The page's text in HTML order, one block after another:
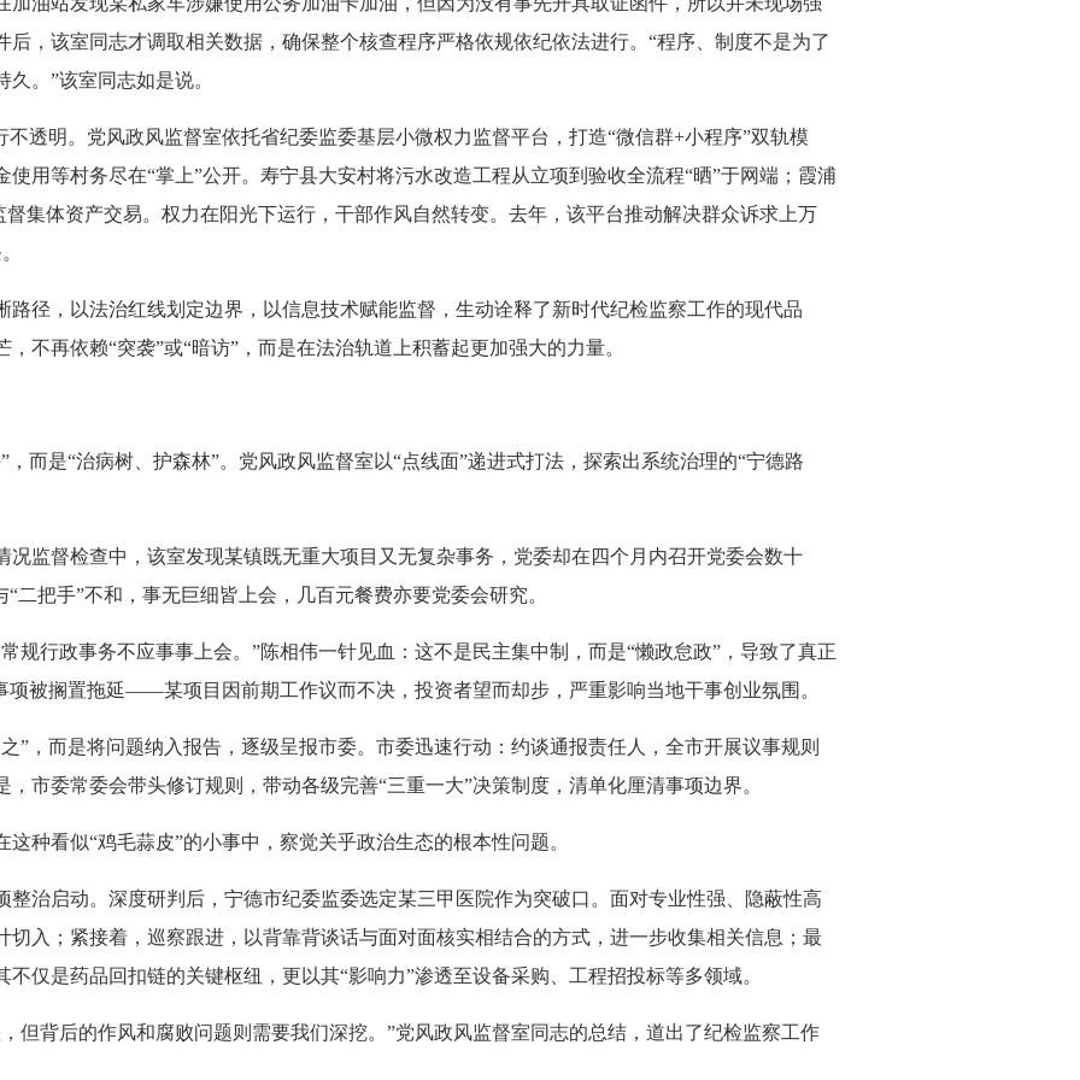
后，该室同志才调取相关数据，确保整个核查程序严格依规依纪依法进行。“程序、制度不是为了
。”该室同志如是说。
明。党风政风监督室依托省纪委监委基层小微权力监督平台，打造“微信群+小程序”双轨模
用等村务尽在“掌上”公开。寿宁县大安村将污水改造工程从立项到验收全流程“晒”于网端；霞浦
督集体资产交易。权力在阳光下运行，干部作风自然转变。去年，该平台推动解决群众诉求上万
，以法治红线划定边界，以信息技术赋能监督，生动诠释了新时代纪检监察工作的现代品
不再依赖“突袭”或“暗访”，而是在法治轨道上积蓄起更加强大的力量。
是“治病树、护森林”。党风政风监督室以“点线面”递进式打法，探索出系统治理的“宁德路
督检查中，该室发现某镇既无重大项目又无复杂事务，党委却在四个月内召开党委会数十
二把手”不和，事无巨细皆上会，几百元餐费亦要党委会研究。
行政事务不应事事上会。”陈相伟一针见血：这不是民主集中制，而是“懒政怠政”，导致了真正
项被搁置拖延——某项目因前期工作议而不决，投资者望而却步，严重影响当地干事创业氛围。
而是将问题纳入报告，逐级呈报市委。市委迅速行动：约谈通报责任人，全市开展议事规则
市委常委会带头修订规则，带动各级完善“三重一大”决策制度，清单化厘清事项边界。
看似“鸡毛蒜皮”的小事中，察觉关乎政治生态的根本性问题。
启动。深度研判后，宁德市纪委监委选定某三甲医院作为突破口。面对专业性强、隐蔽性高
切入；紧接着，巡察跟进，以背靠背谈话与面对面核实相结合的方式，进一步收集相关信息；最
仅是药品回扣链的关键枢纽，更以其“影响力”渗透至设备采购、工程招投标等多领域。
背后的作风和腐败问题则需要我们深挖。”党风政风监督室同志的总结，道出了纪检监察工作